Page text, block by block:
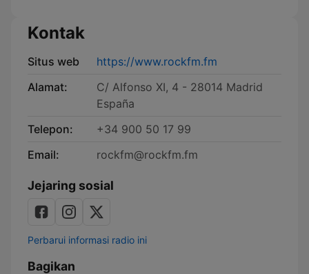
Kontak
Situs web
https://www.rockfm.fm
Alamat:
C/ Alfonso XI, 4 - 28014 Madrid
España
Telepon:
+34 900 50 17 99
Email:
rockfm@rockfm.fm
Jejaring sosial
Perbarui informasi radio ini
Bagikan